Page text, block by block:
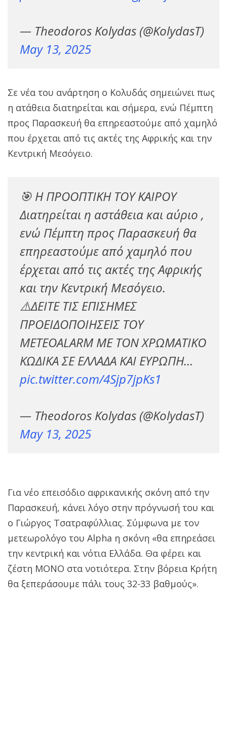
— Theodoros Kolydas (@KolydasT)
May 13, 2025
Σε νέα του ανάρτηση ο Κολυδάς σημειώνει πως
η ατάθεια διατηρείται και σήμερα, ενώ Πέμπτη
προς Παρασκευή θα επηρεαστούμε από χαμηλό
που έρχεται από τις ακτές της Αφρικής και την
Κεντρική Μεσόγειο.
🎯 Η ΠΡΟΟΠΤΙΚΗ ΤΟΥ ΚΑΙΡΟΥ
Διατηρείται η αστάθεια και αύριο ,
ενώ Πέμπτη προς Παρασκευή θα
επηρεαστούμε από χαμηλό που
έρχεται από τις ακτές της Αφρικής
και την Κεντρική Μεσόγειο.
⚠️ΔΕΙΤΕ ΤΙΣ ΕΠΙΣΗΜΕΣ
ΠΡΟΕΙΔΟΠΟΙΗΣΕΙΣ ΤΟΥ
ΜΕΤΕOALARM ΜΕ ΤΟΝ ΧΡΩΜΑΤΙΚΟ
ΚΩΔΙΚΑ ΣΕ ΕΛΛΑΔΑ ΚΑΙ ΕΥΡΩΠΗ…
pic.twitter.com/4Sjp7jpKs1
— Theodoros Kolydas (@KolydasT)
May 13, 2025
Για νέο επεισόδιο αφρικανικής σκόνη από την
Παρασκευή, κάνει λόγο στην πρόγνωσή του και
ο Γιώργος Τσατραφύλλιας. Σύμφωνα με τον
μετεωρολόγο του Alpha η σκόνη «θα επηρεάσει
την κεντρική και νότια Ελλάδα. Θα φέρει και
ζέστη ΜΟΝΟ στα νοτιότερα. Στην βόρεια Κρήτη
θα ξεπεράσουμε πάλι τους 32-33 βαθμούς».